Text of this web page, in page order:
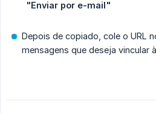
"Enviar por e-mail"
Depois de copiado, cole o URL
mensagens que deseja vincular